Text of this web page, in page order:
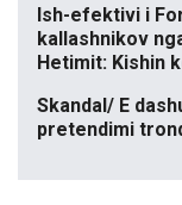
Ish-efektivi i
kallashnikov
Hetimit: Kishin
Skandal/ E
pretendimi